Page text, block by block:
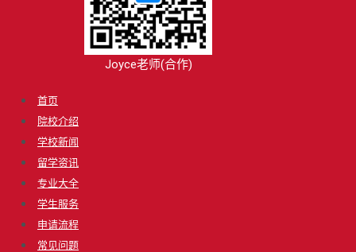
Joyce老师(合作)
首页
院校介绍
学校新闻
留学资讯
专业大全
学生服务
申请流程
常见问题